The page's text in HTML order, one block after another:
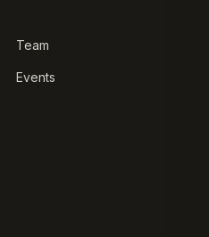
Team
Events